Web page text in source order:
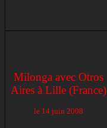
Milonga avec Otros
Aires à Lille (France)
le 14 juin 2008